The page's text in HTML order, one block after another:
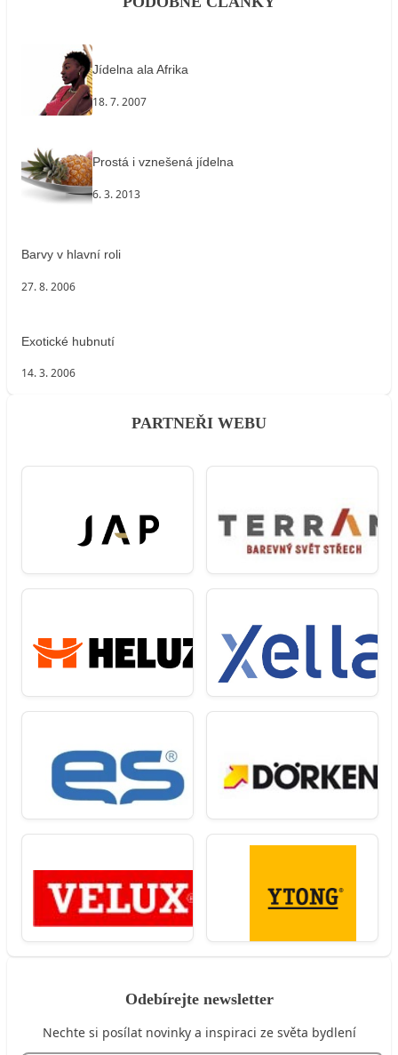
Jídelna ala Afrika
18. 7. 2007
Prostá i vznešená jídelna
6. 3. 2013
Barvy v hlavní roli
27. 8. 2006
Exotické hubnutí
14. 3. 2006
PARTNEŘI WEBU
Odebírejte newsletter
Nechte si posílat novinky a inspiraci ze světa bydlení